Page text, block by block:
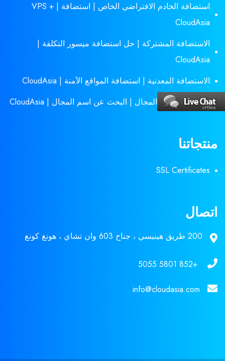
استضافة الخادم الافتراضي الخاص | استضافة VPS + |
CloudAsia
الاستضافة المشتركة | حل استضافة ميسور التكلفة |
CloudAsia
الاستضافة المعدنية | استضافة المواقع الآمنة | CloudAsia
البحث عن اسم المجال | البحث عن اسم المجال | CloudAsia
منتجاتنا
SSL Certificates
اتصال
200 طريق هينيسي ، جناح 603 وان تشاي ، هونغ كونغ
+852 5801 5055
info@cloudasia.com